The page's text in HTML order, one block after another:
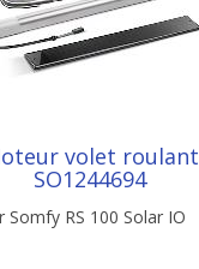
volet roulant
SO1244694
Somfy RS 100 Solar IO